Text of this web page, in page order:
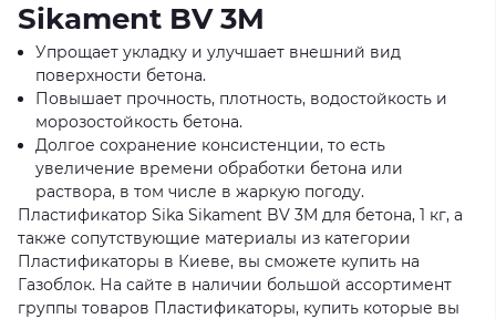
Sikament BV 3M
Упрощает укладку и улучшает внешний вид
поверхности бетона.
Повышает прочность, плотность, водостойкость и
морозостойкость бетона.
Долгое сохранение консистенции, то есть
увеличение времени обработки бетона или
раствора, в том числе в жаркую погоду.
Пластификатор Sika Sikament BV 3M для бетона, 1 кг, а
также сопутствующие материалы из категории
Пластификаторы в Киеве, вы сможете купить на
Газоблок. На сайте в наличии большой ассортимент
группы товаров Пластификаторы, купить которые вы